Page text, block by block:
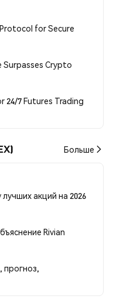
for Secure
Surpasses Crypto
24/7 Futures Trading
Больше
акций на 2026
Rivian
прогноз,